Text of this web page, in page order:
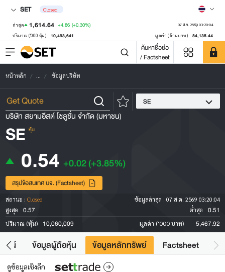
SET Closed
ล่าสุด 1,614.64 +4.86 (+0.30%) 07 ส.ค. 2569 03:20:04
ปริมาณ ('000 หุ้น) 10,493,641 มูลค่า (ล้านบาท) 84,135.44
ค้นหาชื่อย่อ
/ Factsheet
หน้าหลัก ... ข้อมูลบริษัท
SE
บริษัท สยามอีสต์ โซลูชั่น จำกัด (มหาชน)
SE หุ้น
0.54 +0.02(+3.85%)
สรุปข้อสนเทศ บจ. (Factsheet)
สถานะ : Closed ข้อมูลล่าสุด : 07 ส.ค. 2569 03:20:04
สูงสุด
0.57 ต่ำสุด 0.51
ปริมาณ (หุ้น) 10,060,009 มูลค่า ('000 บาท) 5,467.92
ยชน์ ข้อมูลผู้ถือหุ้น ข้อมูลหลักทรัพย์ Factsheet
ดูข้อมูลเชิงลึก